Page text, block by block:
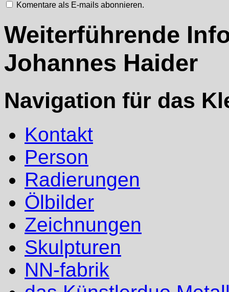
Komentare als E-mails abonnieren.
Weiterführende
Johannes Haider
Navigation für das
Kontakt
Person
Radierungen
Ölbilder
Zeichnungen
Skulpturen
NN-fabrik